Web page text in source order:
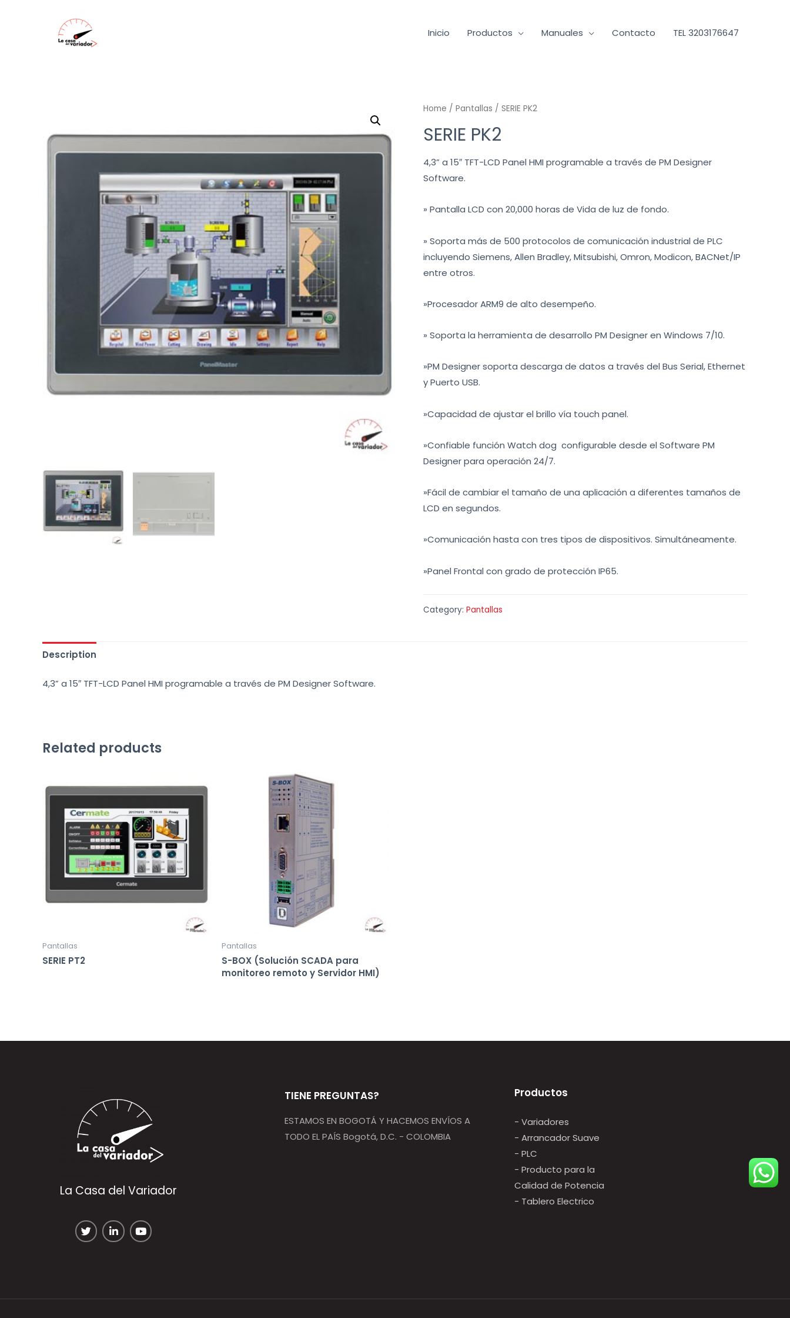
Inicio Productos Manuales Contacto TEL 3203176647
Home / Pantallas / SERIE PK2
SERIE PK2
4,3” a 15″ TFT-LCD Panel HMI programable a través de PM Designer
Software.
» Pantalla LCD con 20,000 horas de Vida de luz de fondo.
» Soporta más de 500 protocolos de comunicación industrial de PLC
incluyendo Siemens, Allen Bradley, Mitsubishi, Omron, Modicon, BACNet/IP
entre otros.
»Procesador ARM9 de alto desempeño.
» Soporta la herramienta de desarrollo PM Designer en Windows 7/10.
»PM Designer soporta descarga de datos a través del Bus Serial, Ethernet
y Puerto USB.
»Capacidad de ajustar el brillo vía touch panel.
»Confiable función Watch dog configurable desde el Software PM
Designer para operación 24/7.
»Fácil de cambiar el tamaño de una aplicación a diferentes tamaños de
LCD en segundos.
»Comunicación hasta con tres tipos de dispositivos. Simultáneamente.
»Panel Frontal con grado de protección IP65.
Category: Pantallas
Description
4,3” a 15″ TFT-LCD Panel HMI programable a través de PM Designer Software.
Related products
Pantallas
SERIE PT2
Pantallas
S-BOX (Solución SCADA para
monitoreo remoto y Servidor HMI)
La Casa del Variador
TIENE PREGUNTAS?
ESTAMOS EN BOGOTÁ Y HACEMOS ENVÍOS A
TODO EL PAÍS Bogotá, D.C. - COLOMBIA
Productos
- Variadores
- Arrancador Suave
- PLC
- Producto para la
Calidad de Potencia
- Tablero Electrico